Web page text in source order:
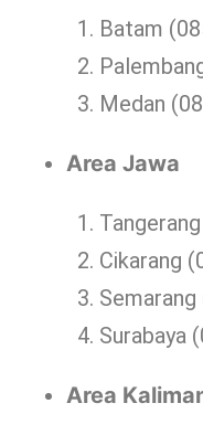
Batam
Medan
Area Jawa
Cikarang
Surabaya
Area